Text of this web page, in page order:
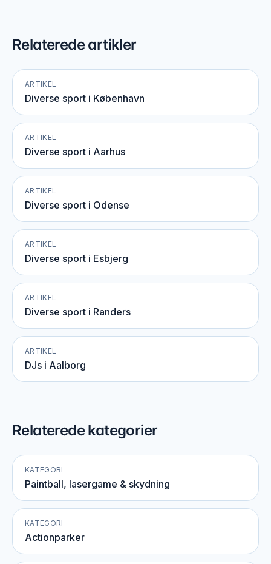
Relaterede artikler
ARTIKEL
Diverse sport i København
ARTIKEL
Diverse sport i Aarhus
ARTIKEL
Diverse sport i Odense
ARTIKEL
Diverse sport i Esbjerg
ARTIKEL
Diverse sport i Randers
ARTIKEL
DJs i Aalborg
Relaterede kategorier
KATEGORI
Paintball, lasergame & skydning
KATEGORI
Actionparker